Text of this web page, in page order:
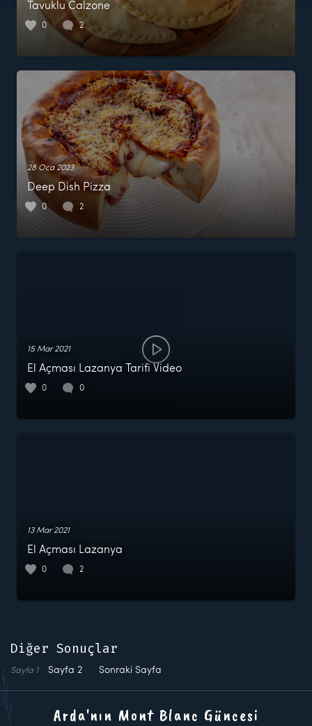
Tavuklu Calzone
0 2
28 Oca 2023
Deep Dish Pizza
0 2
15 Mar 2021
El Açması Lazanya Tarifi Video
0 0
13 Mar 2021
El Açması Lazanya
0 2
Diğer Sonuçlar
Sayfa 1 Sayfa 2 Sonraki Sayfa
Arda'nın Mont Blanc Güncesi